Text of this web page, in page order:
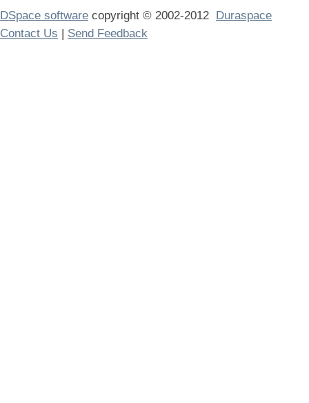
DSpace software copyright © 2002-2012 Duraspace
Contact Us | Send Feedback